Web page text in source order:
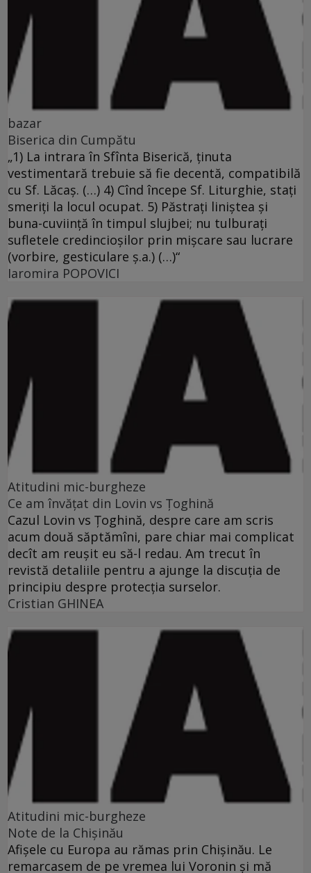
bazar
Biserica din Cumpătu
„1) La intrara în Sfînta Biserică, ţinuta
vestimentară trebuie să fie decentă, compatibilă
cu Sf. Lăcaş. (…) 4) Cînd începe Sf. Liturghie, staţi
smeriţi la locul ocupat. 5) Păstraţi liniştea şi
buna-cuviinţă în timpul slujbei; nu tulburaţi
sufletele credincioşilor prin mişcare sau lucrare
(vorbire, gesticulare ş.a.) (…)“
Iaromira POPOVICI
Atitudini mic-burgheze
Ce am învăţat din Lovin vs Ţoghină
Cazul Lovin vs Ţoghină, despre care am scris
acum două săptămîni, pare chiar mai complicat
decît am reuşit eu să-l redau. Am trecut în
revistă detaliile pentru a ajunge la discuţia de
principiu despre protecţia surselor.
Cristian GHINEA
Atitudini mic-burgheze
Note de la Chişinău
Afişele cu Europa au rămas prin Chişinău. Le
remarcasem de pe vremea lui Voronin şi mă